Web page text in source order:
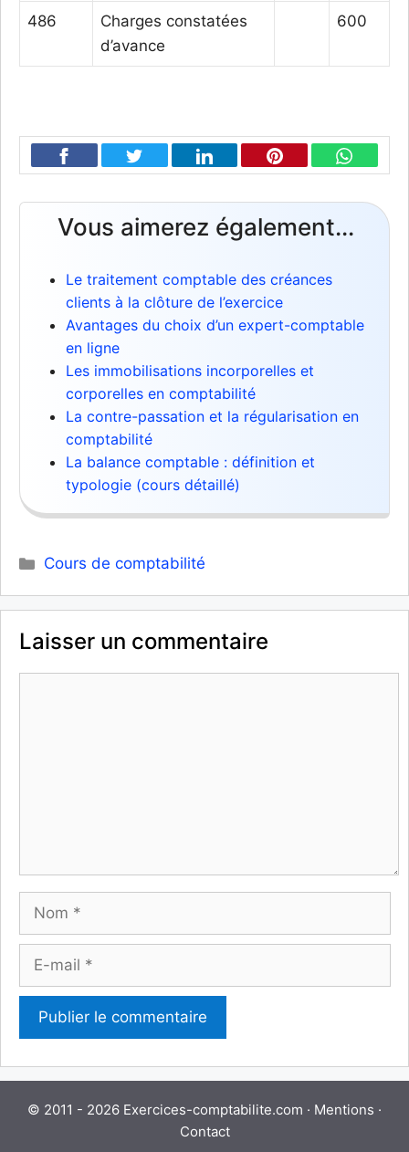
486
Charges constatées
d’avance
600
Vous aimerez également...
Le traitement comptable des créances
clients à la clôture de l’exercice
Avantages du choix d’un expert-comptable
en ligne
Les immobilisations incorporelles et
corporelles en comptabilité
La contre-passation et la régularisation en
comptabilité
La balance comptable : définition et
typologie (cours détaillé)
Catégories
Cours de comptabilité
Laisser un commentaire
Nom
© 2011 - 2026 Exercices-comptabilite.com · Mentions ·
Contact